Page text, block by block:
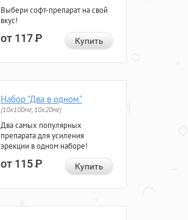
Выбери софт-препарат на свой
вкус!
от 117Р Купить
Набор "Два в одном"
(10x100мг, 10x20мг)
Два самых популярных
препарата для усиления
эрекции в одном наборе!
от 115Р Купить